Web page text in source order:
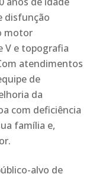
disfunção
motor
V e topografia
atendimentos
de
da
com deficiência
família e,
alvo de